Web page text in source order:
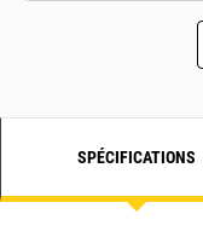
SPÉCIFICATIONS